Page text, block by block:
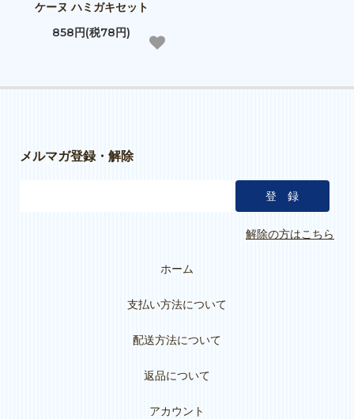
ケーヌ ハミガキセット
858円(税78円)
メルマガ登録・解除
解除の方はこちら
ホーム
支払い方法について
配送方法について
返品について
アカウント